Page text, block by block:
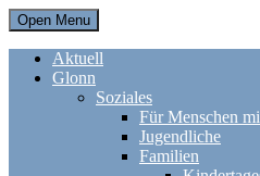
Open Menu
Aktuell
Glonn
Soziales
Für Menschen
Jugendliche
Familien